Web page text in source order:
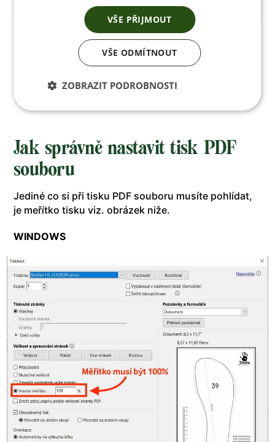
cm
**) Obvod lýtka je měřen v nejširším místě.
Jak správně nastavit tisk PDF
souboru
Jediné co si při tisku PDF souboru musíte pohlídat,
je meřítko tisku viz. obrázek niže.
WINDOWS
VŠE PŘIJMOUT
VŠE ODMÍTNOUT
ZOBRAZIT PODROBNOSTI